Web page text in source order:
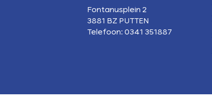
Fontanusplein 2
3881 BZ PUTTEN
Telefoon: 0341 351887